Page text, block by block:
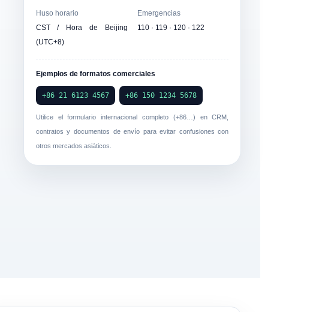
Huso horario
CST / Hora de Beijing
(UTC+8)
Emergencias
110 · 119 · 120 · 122
Ejemplos de formatos comerciales
+86 21 6123 4567 +86 150 1234 5678
Utilice el formulario internacional completo (+86…) en CRM,
contratos y documentos de envío para evitar confusiones con
otros mercados asiáticos.